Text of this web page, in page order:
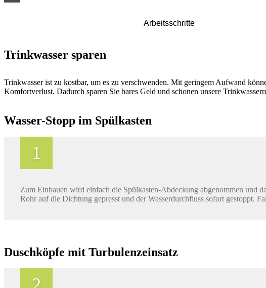
Arbeitsschritte
Trinkwasser sparen
Trinkwasser ist zu kostbar, um es zu verschwenden. Mit geringem Aufwand
Komfortverlust. Dadurch sparen Sie bares Geld und schonen unsere
Wasser-Stopp im Spülkasten
Zum Einbauen wird einfach die Spülkasten-Abdeckung abgenommen und
Rohr auf die Dichtung gepresst und der Wasserdurchfluss sofort gestoppt.
Duschköpfe mit Turbulenzeinsatz